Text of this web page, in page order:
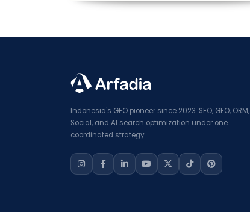
Indonesia's GEO pioneer since 2023. SEO, GEO, ORM,
Social, and AI search optimization under one
coordinated strategy.